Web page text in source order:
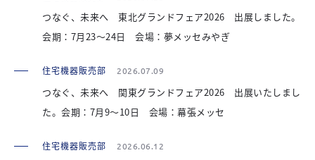
つなぐ、未来へ 東北グランドフェア2026 出展しました。
会期：7月23～24日 会場：夢メッセみやぎ
住宅機器販売部 2026.07.09
つなぐ、未来へ 関東グランドフェア2026 出展いたしまし
た。会期：7月9～10日 会場：幕張メッセ
住宅機器販売部 2026.06.12